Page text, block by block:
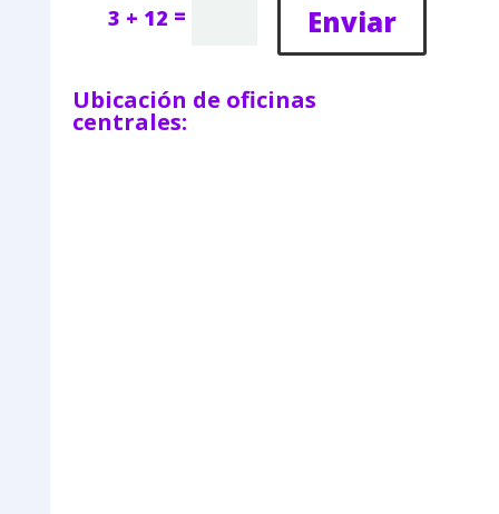
3 + 12 = Enviar
Ubicación de oficinas
centrales: